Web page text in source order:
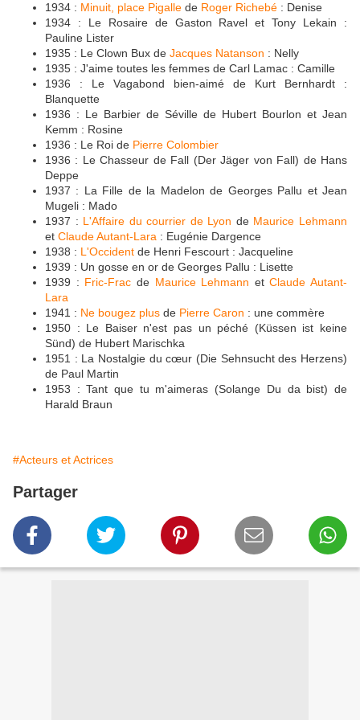
1934 : Minuit, place Pigalle de Roger Richebé : Denise
1934 : Le Rosaire de Gaston Ravel et Tony Lekain :
Pauline Lister
1935 : Le Clown Bux de Jacques Natanson : Nelly
1935 : J'aime toutes les femmes de Carl Lamac : Camille
1936 : Le Vagabond bien-aimé de Kurt Bernhardt :
Blanquette
1936 : Le Barbier de Séville de Hubert Bourlon et Jean
Kemm : Rosine
1936 : Le Roi de Pierre Colombier
1936 : Le Chasseur de Fall (Der Jäger von Fall) de Hans
Deppe
1937 : La Fille de la Madelon de Georges Pallu et Jean
Mugeli : Mado
1937 : L'Affaire du courrier de Lyon de Maurice Lehmann
et Claude Autant-Lara : Eugénie Dargence
1938 : L'Occident de Henri Fescourt : Jacqueline
1939 : Un gosse en or de Georges Pallu : Lisette
1939 : Fric-Frac de Maurice Lehmann etClaude Autant-
Lara
1941 : Ne bougez plus de Pierre Caron : une commère
1950 : Le Baiser n'est pas un péché (Küssen ist keine
Sünd) de Hubert Marischka
1951 : La Nostalgie du cœur (Die Sehnsucht des Herzens)
de Paul Martin
1953 : Tant que tu m'aimeras (Solange Du da bist) de
Harald Braun
#Acteurs et Actrices
Partager